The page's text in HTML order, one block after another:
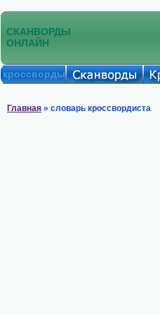
СКАНВОРДЫ
ОНЛАЙН
кроссворды
Главная » словарь кроссвордиста